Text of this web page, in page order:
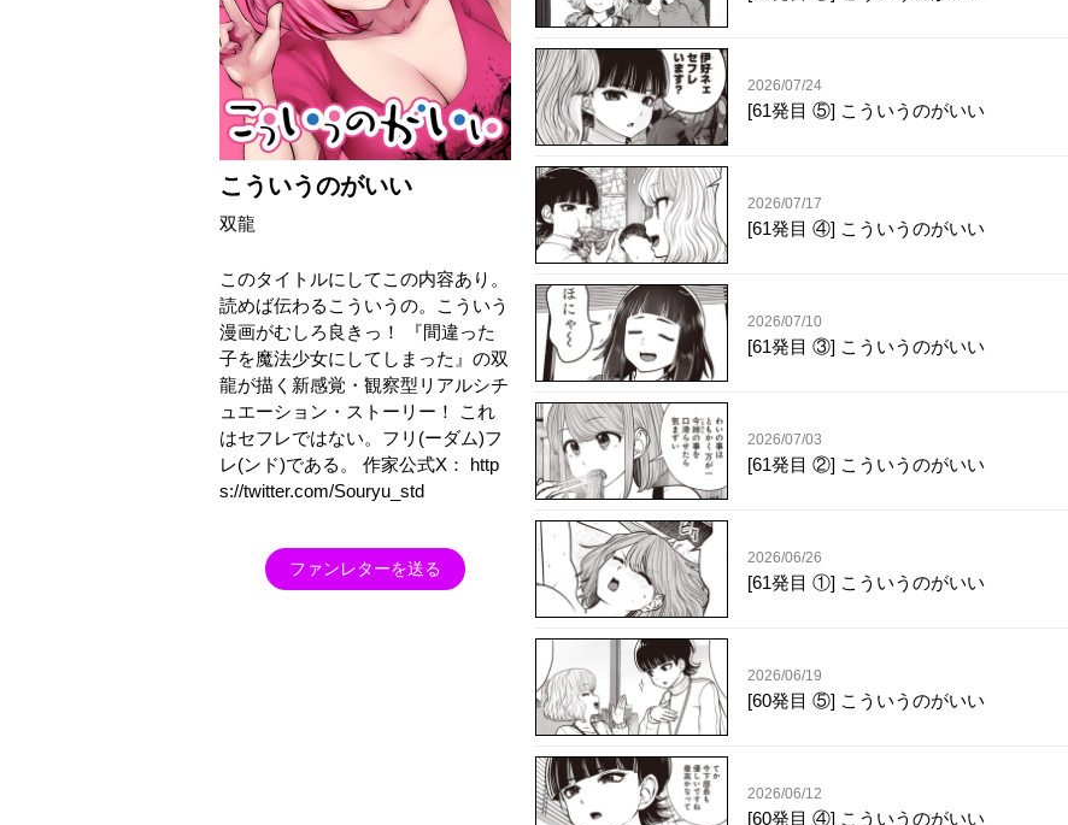
こういうのがいい
双龍
このタイトルにしてこの内容あり。
読めば伝わるこういうの。こういう
漫画がむしろ良きっ！ 『間違った
子を魔法少女にしてしまった』の双
龍が描く新感覚・観察型リアルシチ
ュエーション・ストーリー！ これ
はセフレではない。フリ(ーダム)フ
レ(ンド)である。 作家公式X： http
s://twitter.com/Souryu_std
ファンレターを送る
2026/07/24
[61発目 ⑤] こういうのがいい
2026/07/17
[61発目 ④] こういうのがいい
2026/07/10
[61発目 ③] こういうのがいい
2026/07/03
[61発目 ②] こういうのがいい
2026/06/26
[61発目 ①] こういうのがいい
2026/06/19
[60発目 ⑤] こういうのがいい
2026/06/12
[60発目 ④] こういうのがいい